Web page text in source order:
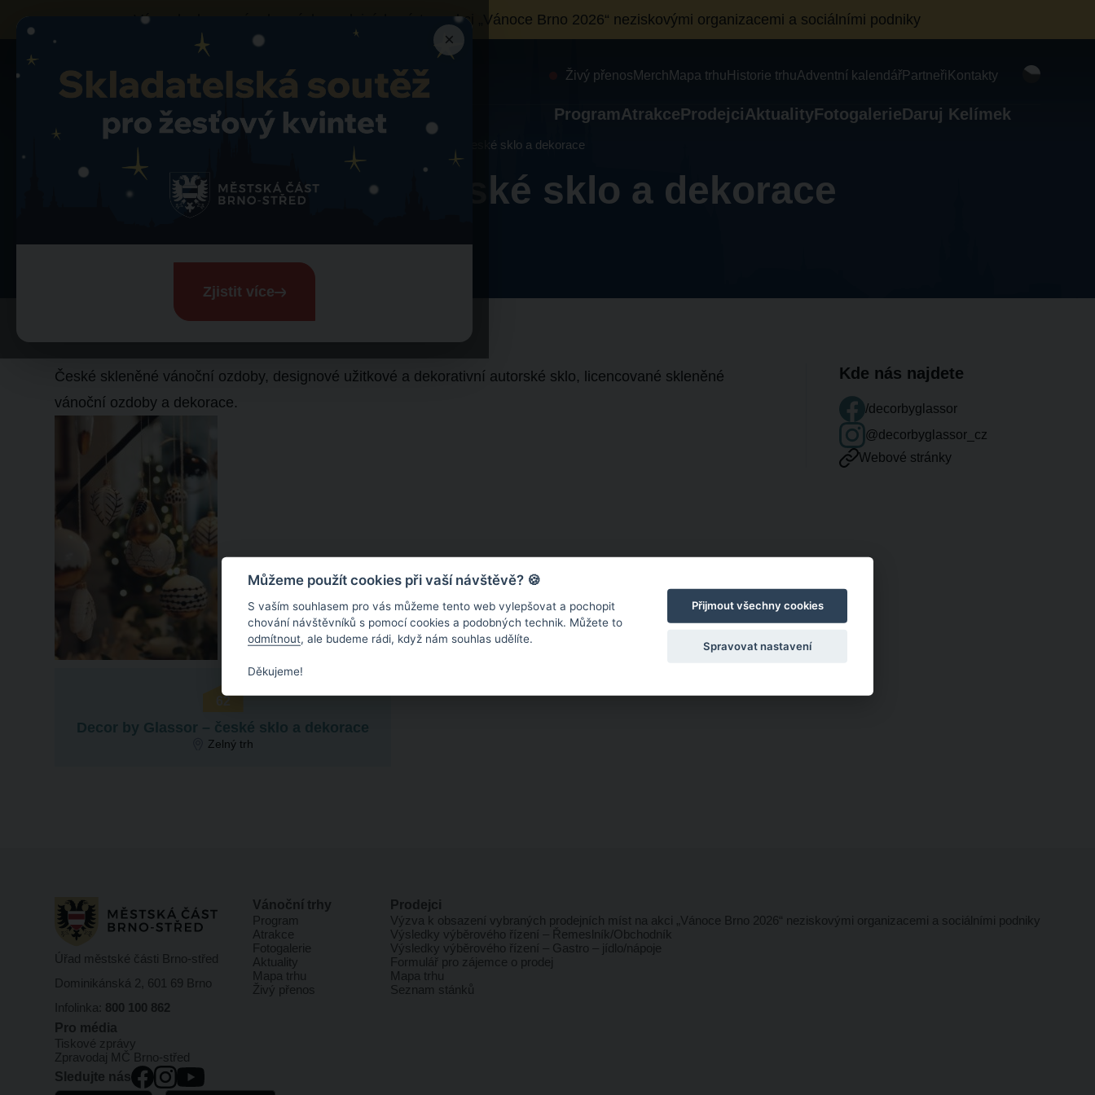
ProgramAtrakceProdejciAktualityFotogalerieDaruj Kelímek
Živý přenos Merch Mapa trhu Historie trhuAdventní kalendářPartneři Kontakty
Výzva k obsazení vybraných prodejních míst na akci „Vánoce Brno 2026“ neziskovými organizacemi a sociálními podniky
Decor by Glassor – české sklo a dekorace
Decor by Glassor – české sklo a dekorace
Zelný trh
České skleněné vánoční ozdoby, designové užitkové a dekorativní autorské sklo, licencované skleněné
vánoční ozdoby a dekorace.
Decor by Glassor – české sklo a dekorace
Zelný trh
Kde nás najdete
/decorbyglassor
@decorbyglassor_cz
Webové stránky
Úřad městské části Brno-střed
Dominikánská 2, 601 69 Brno
Infolinka: 800 100 862
Vánoční trhy
Program
Atrakce
Fotogalerie
Aktuality
Mapa trhu
Živý přenos
Prodejci
Výzva k obsazení vybraných prodejních míst na akci „Vánoce Brno 2026“ neziskovými organizacemi a sociálními podniky
Výsledky výběrového řízení – Řemeslník/Obchodník
Výsledky výběrového řízení – Gastro – jídlo/nápoje
Formulář pro zájemce o prodej
Mapa trhu
Seznam stánků
Pro média
Tiskové zprávy
Zpravodaj MČ Brno-střed
Sledujte nás
×
Zjistit více
Můžeme použít cookies při vaší návštěvě? 🍪
S vaším souhlasem pro vás můžeme tento web vylepšovat a pochopit
chování návštěvníků s pomocí cookies a podobných technik. Můžete to
odmítnout, ale budeme rádi, když nám souhlas udělíte.
Děkujeme!
Přijmout všechny cookies
Spravovat nastavení